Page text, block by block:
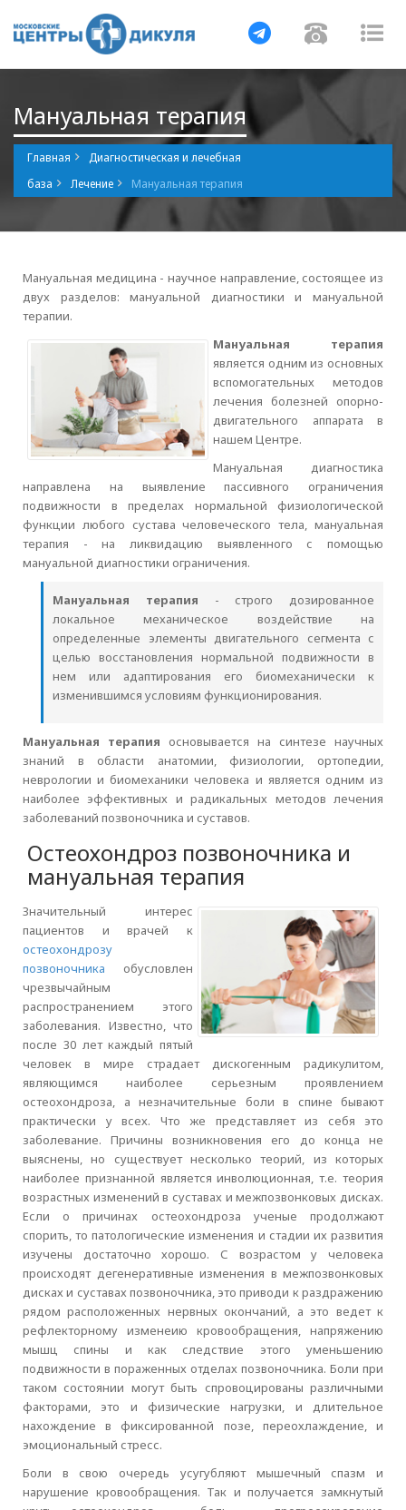
Навигация
Мануальная терапия
Главная
Диагностическая и лечебная
база
Лечение Мануальная терапия
Мануальная медицина - научное направление, состоящее из
двух разделов: мануальной диагностики и мануальной
терапии.
Мануальная терапия
является одним из основных
вспомогательных методов
лечения болезней опорно-
двигательного аппарата в
нашем Центре.
Мануальная диагностика
направлена на выявление пассивного ограничения
подвижности в пределах нормальной физиологической
функции любого сустава человеческого тела, мануальная
терапия - на ликвидацию выявленного с помощью
мануальной диагностики ограничения.
Мануальная терапия - строго дозированное
локальное механическое воздействие на
определенные элементы двигательного сегмента с
целью восстановления нормальной подвижности в
нем или адаптирования его биомеханически к
изменившимся условиям функционирования.
Мануальная терапия основывается на синтезе научных
знаний в области анатомии, физиологии, ортопедии,
неврологии и биомеханики человека и является одним из
наиболее эффективных и радикальных методов лечения
заболеваний позвоночника и суставов.
Остеохондроз позвоночника и
мануальная терапия
Значительный интерес
пациентов и врачей к
остеохондрозу
позвоночника обусловлен
чрезвычайным
распространением этого
заболевания. Известно, что
после 30 лет каждый пятый
человек в мире страдает дискогенным радикулитом,
являющимся наиболее серьезным проявлением
остеохондроза, а незначительные боли в спине бывают
практически у всех. Что же представляет из себя это
заболевание. Причины возникновения его до конца не
выяснены, но существует несколько теорий, из которых
наиболее признанной является инволюционная, т.е. теория
возрастных изменений в суставах и межпозвонковых дисках.
Если о причинах остеохондроза ученые продолжают
спорить, то патологические изменения и стадии их развития
изучены достаточно хорошо. С возрастом у человека
происходят дегенеративные изменения в межпозвонковых
дисках и суставах позвоночника, это приводи к раздражению
рядом расположенных нервных окончаний, а это ведет к
рефлекторному изменеию кровообращения, напряжению
мышц спины и как следствие этого уменьшению
подвижности в пораженных отделах позвоночника. Боли при
таком состоянии могут быть спровоцированы различными
факторами, это и физические нагрузки, и длительное
нахождение в фиксированной позе, переохлаждение, и
эмоциональный стресс.
Боли в свою очередь усугубляют мышечный спазм и
нарушение кровообращения. Так и получается замкнутый